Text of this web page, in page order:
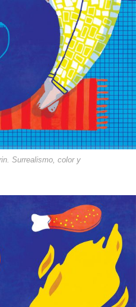
Surrealismo, color y